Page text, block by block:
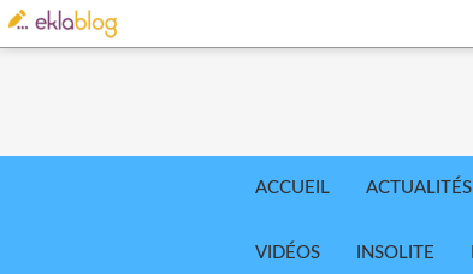
ACCUEIL ACTUALITÉS
VIDÉOS INSOLITE